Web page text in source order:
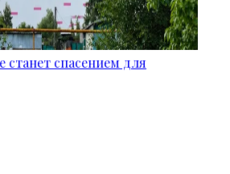
станет спасением для